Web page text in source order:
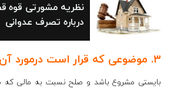
نظریه مشورتی قوه
درباره تصرف عدوانی
۳. موضوعی که قرار است درمورد آن صلح شود
بایستی مشروع باشد و صلح نسبت به مالی که